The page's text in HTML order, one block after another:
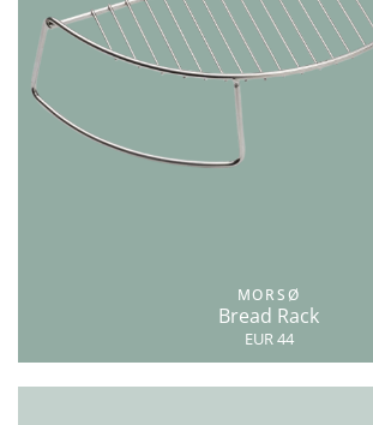
MORSØ
Bread Rack
EUR 44